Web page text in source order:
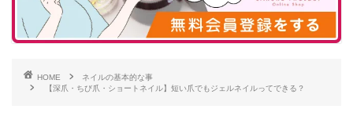
HOME
ネイルの基本的な事
【深爪・ちび爪・ショートネイル】短い爪でもジェルネイルってできる？